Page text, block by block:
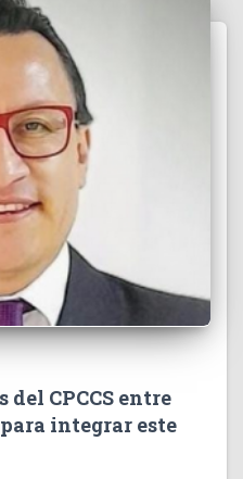
del CPCCS entre
integrar este